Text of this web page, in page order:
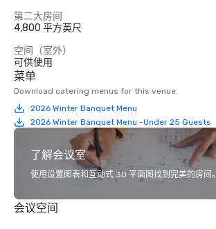
第二大房间
4,800 平方英尺
空间（室外）
可供使用
菜单
Download catering menus for this venue.
2026 Winter Banquet Menu
2026 Winter Banquet Menu -Under 25 Guests
了解会议室
使用设置图表和互动式 3D 平面图找到完美的房间。
会议空间